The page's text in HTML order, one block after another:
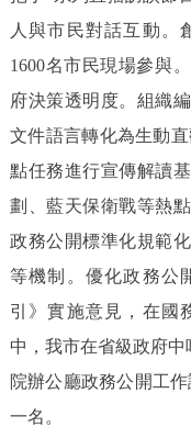
人與市民對話互動。
1600名市民現場參與
府決策透明度。組織
文件語言轉化為生動
點任務進行宣傳解讀
劃、藍天保衛戰等熱
政務公開標準化規範
等機制。優化政務公
引》實施意見，在國
中，我市在省級政府
院辦公廳政務公開工
一名。